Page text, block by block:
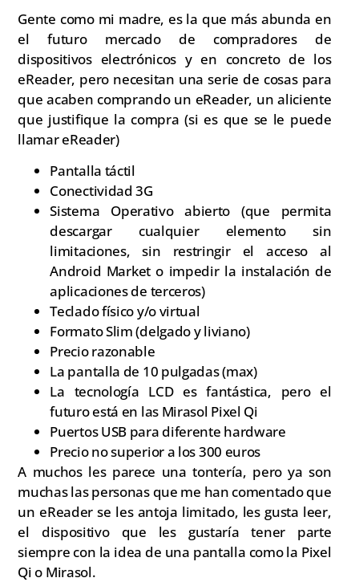
Gente como mi madre, es la que más abunda en
el futuro mercado de compradores de
dispositivos electrónicos y en concreto de los
eReader, pero necesitan una serie de cosas para
que acaben comprando un eReader, un aliciente
que justifique la compra (si es que se le puede
llamar eReader)
Pantalla táctil
Conectividad 3G
Sistema Operativo abierto (que permita
descargar cualquier elemento sin
limitaciones, sin restringir el acceso al
Android Market o impedir la instalación de
aplicaciones de terceros)
Teclado físico y/o virtual
Formato Slim (delgado y liviano)
Precio razonable
La pantalla de 10 pulgadas (max)
La tecnología LCD es fantástica, pero el
futuro está en las Mirasol Pixel Qi
Puertos USB para diferente hardware
Precio no superior a los 300 euros
A muchos les parece una tontería, pero ya son
muchas las personas que me han comentado que
un eReader se les antoja limitado, les gusta leer,
el dispositivo que les gustaría tener parte
siempre con la idea de una pantalla como la Pixel
Qi o Mirasol.